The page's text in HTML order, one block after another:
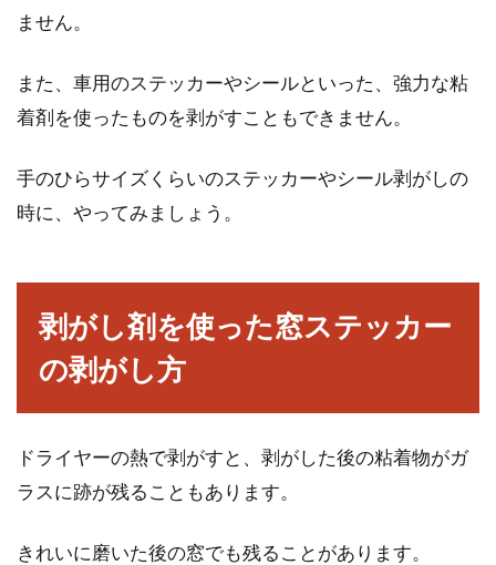
ません。
また、車用のステッカーやシールといった、強力な粘
着剤を使ったものを剥がすこともできません。
手のひらサイズくらいのステッカーやシール剥がしの
時に、やってみましょう。
剥がし剤を使った窓ステッカー
の剥がし方
ドライヤーの熱で剥がすと、剥がした後の粘着物がガ
ラスに跡が残ることもあります。
きれいに磨いた後の窓でも残ることがあります。